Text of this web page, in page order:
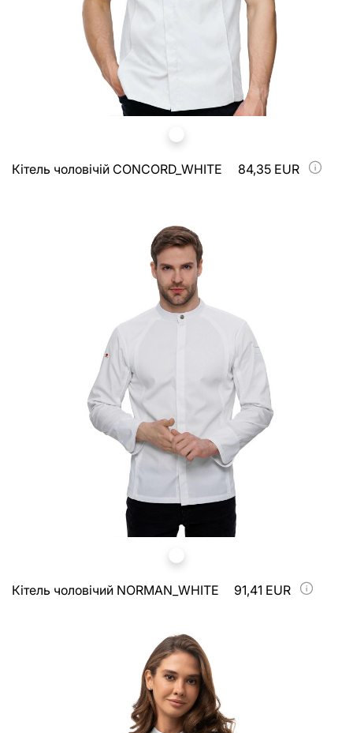
Кітель чоловічій CONCORD_WHITE 84,35 EUR
Кітель чоловічий NORMAN_WHITE 91,41 EUR